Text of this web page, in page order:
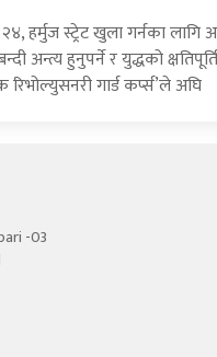
हर्मुज स्ट्रेट खुला गर्नका लागि
अन्त्य हुनुपर्ने र युद्धको
रिभोल्युसनरी गार्ड कर्प्स’ले अघि
-03